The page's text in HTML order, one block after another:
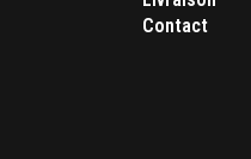
Contact